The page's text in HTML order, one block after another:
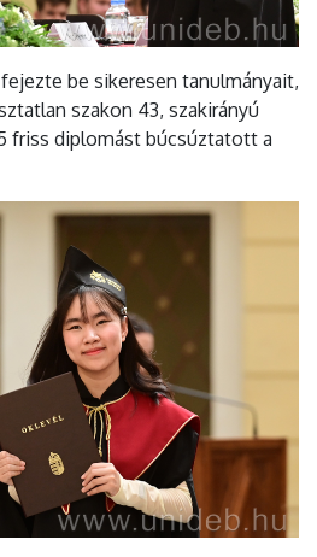
be sikeresen tanulmányait,
szakon 43, szakirányú
friss diplomást búcsúztatott a